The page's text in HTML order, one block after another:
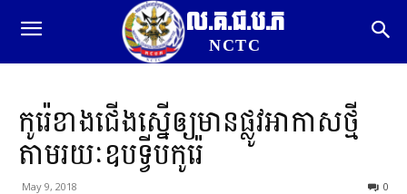
ល.គ.ជ.ប.ភ
NCTC
កូរ៉េខាងជើងស្នើឲ្យមានផ្លូវអាកាសថ្មី
តាមរយៈឧបទ្វីបកូរ៉េ
May 9, 2018 0